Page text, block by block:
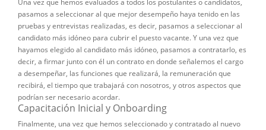
Una vez que hemos evaluados a todos los postulantes o candidatos,
pasamos a seleccionar al que mejor desempeño haya tenido en las
pruebas y entrevistas realizadas, es decir, pasamos a seleccionar al
candidato más idóneo para cubrir el puesto vacante. Y una vez que
hayamos elegido al candidato más idóneo, pasamos a contratarlo, es
decir, a firmar junto con él un contrato en donde señalemos el cargo
a desempeñar, las funciones que realizará, la remuneración que
recibirá, el tiempo que trabajará con nosotros, y otros aspectos que
podrían ser necesario acordar.
Capacitación Inicial y Onboarding
Finalmente, una vez que hemos seleccionado y contratado al nuevo